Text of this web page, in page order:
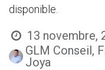
disponible.
13 novembre,
GLM Conseil,
Joya